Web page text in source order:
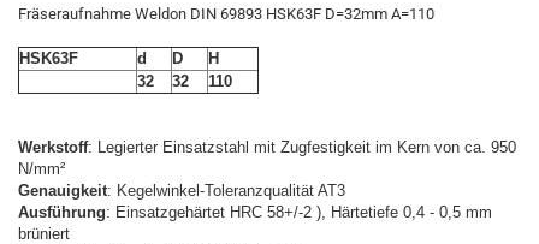
Fräseraufnahme Weldon DIN 69893 HSK63F D=32mm A=110
HSK63F d D
H
32
32 110
Werkstoff: Legierter Einsatzstahl mit Zugfestigkeit im Kern von ca. 950
N/mm²
Genauigkeit: Kegelwinkel-Toleranzqualität AT3
Ausführung: Einsatzgehärtet HRC 58+/-2 ), Härtetiefe 0,4 - 0,5 mm
brüniert